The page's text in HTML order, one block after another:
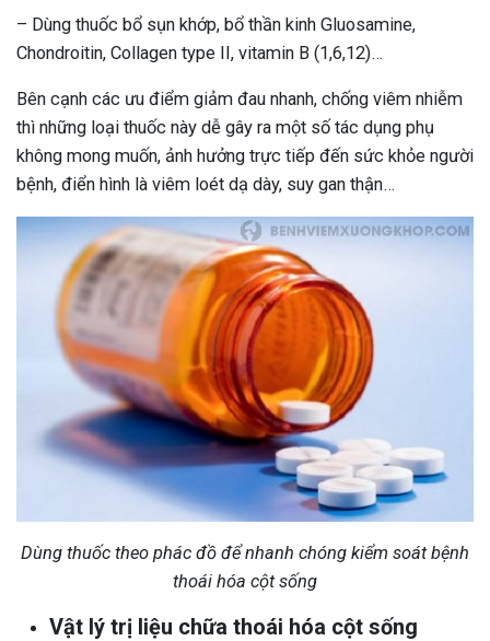
– Dùng thuốc bổ sụn khớp, bổ thần kinh Gluosamine,
Chondroitin, Collagen type II, vitamin B (1,6,12)…
Bên cạnh các ưu điểm giảm đau nhanh, chống viêm nhiễm
thì những loại thuốc này dễ gây ra một số tác dụng phụ
không mong muốn, ảnh hưởng trực tiếp đến sức khỏe người
bệnh, điển hình là viêm loét dạ dày, suy gan thận…
Dùng thuốc theo phác đồ để nhanh chóng kiểm soát bệnh
thoái hóa cột sống
Vật lý trị liệu chữa thoái hóa cột sống